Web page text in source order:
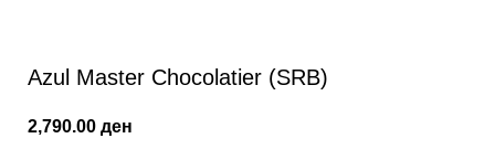
Azul Master Chocolatier (SRB)
2,790.00 ден